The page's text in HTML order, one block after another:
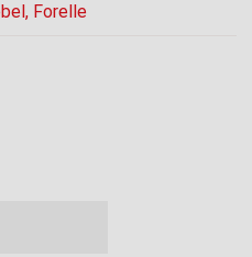
, Forelle